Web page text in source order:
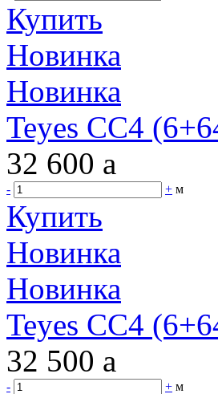
Купить
Новинка
Новинка
Teyes CC4
32 600 a
- + м
Купить
Новинка
Новинка
Teyes CC4
32 500 a
- + м